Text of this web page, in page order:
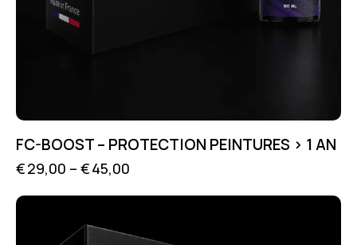
FC-BOOST – PROTECTION PEINTURES > 1 AN
€29,00 – €45,00